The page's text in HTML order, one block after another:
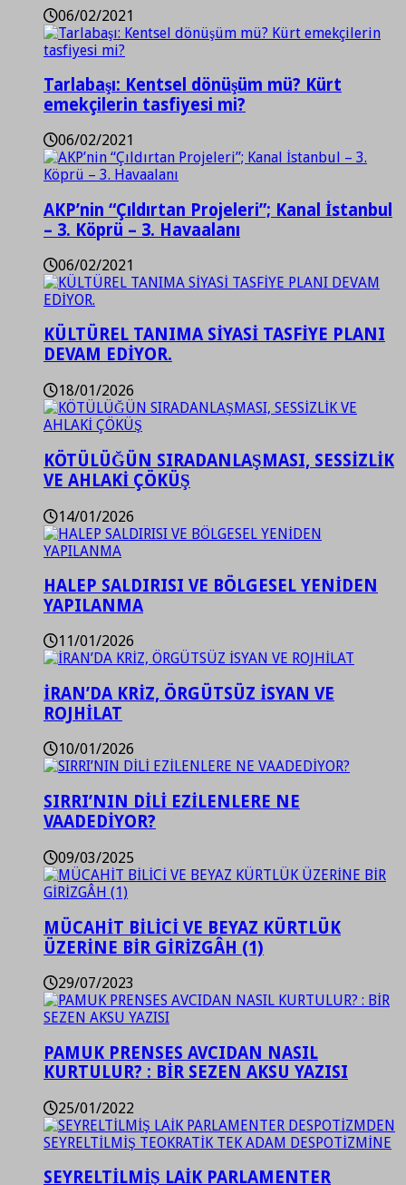
06/02/2021
Tarlabaşı: Kentsel dönüşüm mü? Kürt
emekçilerin tasfiyesi mi?
06/02/2021
AKP’nin “Çıldırtan Projeleri”; Kanal İstanbul
– 3. Köprü – 3. Havaalanı
06/02/2021
KÜLTÜREL TANIMA SİYASİ TASFİYE PLANI
DEVAM EDİYOR.
18/01/2026
KÖTÜLÜĞÜN SIRADANLAŞMASI, SESSİZLİK
VE AHLAKİ ÇÖKÜŞ
14/01/2026
HALEP SALDIRISI VE BÖLGESEL YENİDEN
YAPILANMA
11/01/2026
İRAN’DA KRİZ, ÖRGÜTSÜZ İSYAN VE
ROJHİLAT
10/01/2026
SIRRI’NIN DİLİ EZİLENLERE NE
VAADEDİYOR?
09/03/2025
MÜCAHİT BİLİCİ VE BEYAZ KÜRTLÜK
ÜZERİNE BİR GİRİZGÂH (1)
29/07/2023
PAMUK PRENSES AVCIDAN NASIL
KURTULUR? : BİR SEZEN AKSU YAZISI
25/01/2022
SEYRELTİLMİŞ LAİK PARLAMENTER